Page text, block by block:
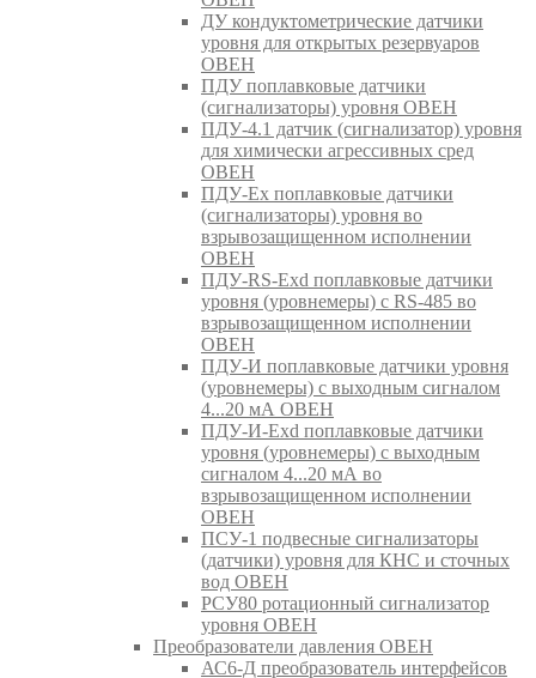
ДУ кондуктометрические датчики
уровня для открытых резервуаров
ОВЕН
ПДУ поплавковые датчики
(сигнализаторы) уровня ОВЕН
ПДУ-4.1 датчик (сигнализатор) уровня
для химически агрессивных сред
ОВЕН
ПДУ-Ex поплавковые датчики
(сигнализаторы) уровня во
взрывозащищенном исполнении
ОВЕН
ПДУ-RS-Exd поплавковые датчики
уровня (уровнемеры) с RS-485 во
взрывозащищенном исполнении
ОВЕН
ПДУ-И поплавковые датчики уровня
(уровнемеры) с выходным сигналом
4...20 мА ОВЕН
ПДУ-И-Exd поплавковые датчики
уровня (уровнемеры) с выходным
сигналом 4...20 мА во
взрывозащищенном исполнении
ОВЕН
ПСУ-1 подвесные сигнализаторы
(датчики) уровня для КНС и сточных
вод ОВЕН
РСУ80 ротационный сигнализатор
уровня ОВЕН
Преобразователи давления ОВЕН
АС6-Д преобразователь интерфейсов